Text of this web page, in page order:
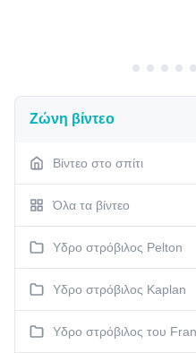
Ζώνη βίντεο
Βίντεο στο σπίτι
Όλα τα βίντεο
Υδρο στρόβιλος Pelton
Υδρο στρόβιλος Kaplan
Υδρο στρόβιλος του